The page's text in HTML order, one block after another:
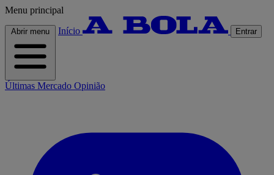
Menu principal
Abrir menu Início Entrar
Últimas Mercado Opinião